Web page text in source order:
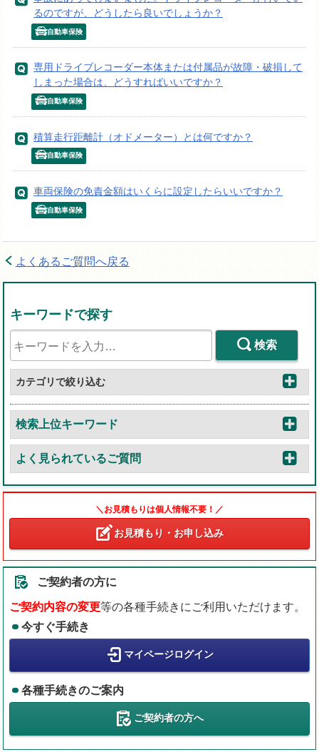
るのですが、どうしたら良いでしょうか？
自動車保険
専用ドライブレコーダー本体または付属品が故障・破損して
しまった場合は、どうすればいいですか？
自動車保険
積算走行距離計（オドメーター）とは何ですか？
自動車保険
車両保険の免責金額はいくらに設定したらいいですか？
自動車保険
よくあるご質問へ戻る
キーワードで探す
検索
カテゴリで絞り込む
検索上位キーワード
よく見られているご質問
＼お見積もりは個人情報不要！／
お見積もり・お申し込み
ご契約者の方に
ご契約内容の変更等の各種手続きにご利用いただけます。
今すぐ手続き
マイページログイン
各種手続きのご案内
ご契約者の方へ